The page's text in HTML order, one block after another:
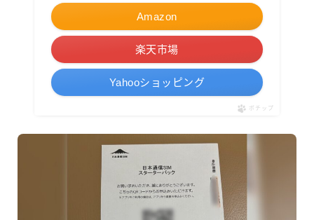
Amazon
楽天市場
Yahooショッピング
ポチップ